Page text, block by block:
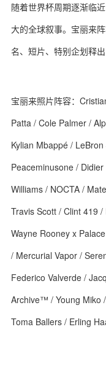
随着世界杯周期逐渐临
大的全球叙事。宝丽来
名、短片、特别企划释
宝丽来照片阵容：
Patta / Cole Palmer /
Kylian Mbappé /
Peaceminusone /
Williams / NOCTA /
Travis Scott / Clint 419
Wayne Rooney x
/ Mercurial Vapor /
Federico Valverde /
Archive™ / Young Miko
Toma Ballers / Erling